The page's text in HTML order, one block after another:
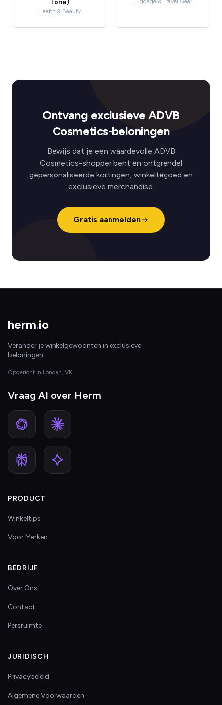
Tone)
Health & Beauty
Luggage & Travel Gear
Ontvang exclusieve ADVB
Cosmetics-beloningen
Bewijs dat je een waardevolle ADVB
Cosmetics-shopper bent en ontgrendel
gepersonaliseerde kortingen, winkeltegoed en
exclusieve merchandise.
Gratis aanmelden
herm.io
Verander je winkelgewoonten in exclusieve
beloningen
Opgericht in Londen, VK
Vraag AI over Herm
PRODUCT
Winkeltips
Voor Merken
BEDRIJF
Over Ons
Contact
Persruimte
JURIDISCH
Privacybeleid
Algemene Voorwaarden